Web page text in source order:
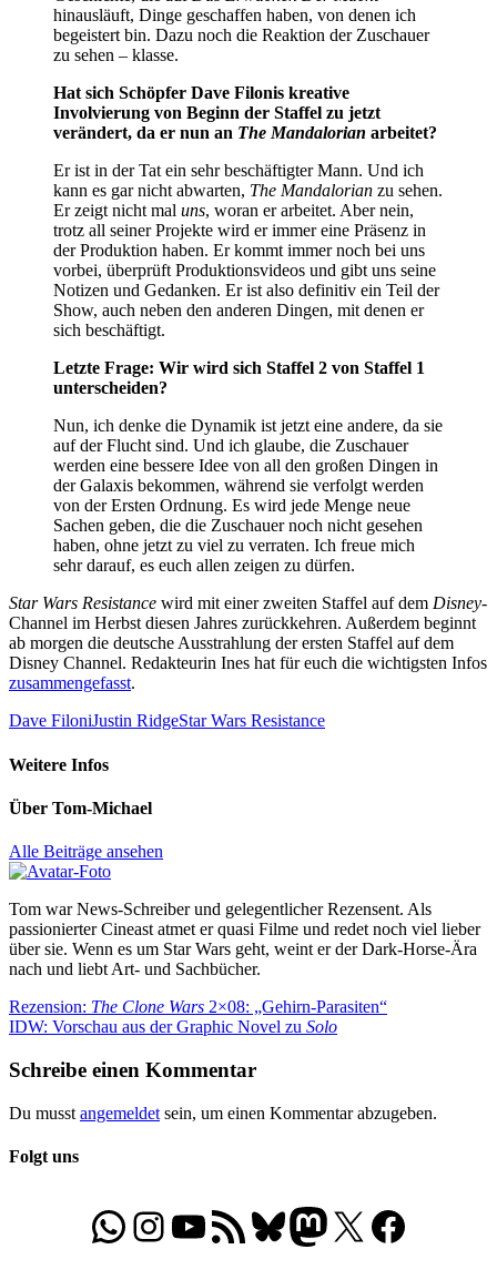
hinausläuft, Dinge geschaffen haben, von denen ich
begeistert bin. Dazu noch die Reaktion der Zuschauer
zu sehen – klasse.
Hat sich Schöpfer Dave Filonis kreative
Involvierung von Beginn der Staffel zu jetzt
verändert, da er nun an The Mandalorian arbeitet?
Er ist in der Tat ein sehr beschäftigter Mann. Und ich
kann es gar nicht abwarten, The Mandalorian zu sehen.
Er zeigt nicht mal uns, woran er arbeitet. Aber nein,
trotz all seiner Projekte wird er immer eine Präsenz in
der Produktion haben. Er kommt immer noch bei uns
vorbei, überprüft Produktionsvideos und gibt uns seine
Notizen und Gedanken. Er ist also definitiv ein Teil der
Show, auch neben den anderen Dingen, mit denen er
sich beschäftigt.
Letzte Frage: Wir wird sich Staffel 2 von Staffel 1
unterscheiden?
Nun, ich denke die Dynamik ist jetzt eine andere, da sie
auf der Flucht sind. Und ich glaube, die Zuschauer
werden eine bessere Idee von all den großen Dingen in
der Galaxis bekommen, während sie verfolgt werden
von der Ersten Ordnung. Es wird jede Menge neue
Sachen geben, die die Zuschauer noch nicht gesehen
haben, ohne jetzt zu viel zu verraten. Ich freue mich
sehr darauf, es euch allen zeigen zu dürfen.
Star Wars Resistance wird mit einer zweiten Staffel auf dem Disney-
Channel im Herbst diesen Jahres zurückkehren. Außerdem beginnt
ab morgen die deutsche Ausstrahlung der ersten Staffel auf dem
Disney Channel. Redakteurin Ines hat für euch die wichtigsten Infos
zusammengefasst.
Dave FiloniJustin RidgeStar Wars Resistance
Weitere Infos
Über Tom-Michael
Alle Beiträge ansehen
Tom war News-Schreiber und gelegentlicher Rezensent. Als
passionierter Cineast atmet er quasi Filme und redet noch viel lieber
über sie. Wenn es um Star Wars geht, weint er der Dark-Horse-Ära
nach und liebt Art- und Sachbücher.
Beitragsnavigation
Vorheriger
Beitrag:
Rezension: The Clone Wars 2×08: „Gehirn-Parasiten“
Nächster
IDW: Vorschau aus der Graphic Novel zu Solo
Schreibe einen Kommentar
Du musst angemeldet sein, um einen Kommentar abzugeben.
Folgt uns
WhatsApp
Folgt uns auf Instagram
Besucht unseren YouTube-Kanal
RSS-FeedBluesky
Folgt uns auf Mastodon
X Folgt uns auf